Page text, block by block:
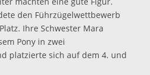
den Führzügelwettbewerb
Ihre Schwester Mara
Pony in zwei
platzierte sich auf dem 4. und